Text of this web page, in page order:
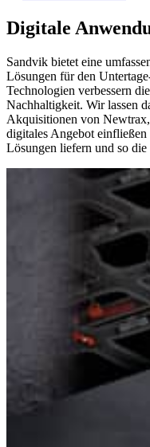
Digitale
Sandvik bietet eine
Lösungen für den
Technologien verbessern
Nachhaltigkeit. Wir lassen
Akquisitionen von
digitales Angebot
Lösungen liefern und so